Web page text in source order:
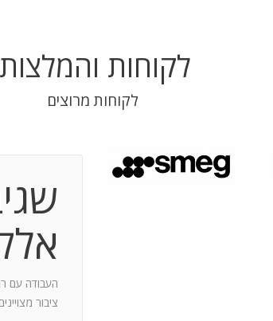
לקוחות והמלצות
לקוחות מרוצים
העבודה עם
ציבור
עבודה משותפת בת 10 שנים.
מספר תחנות: פארק מיני ישראל בלטרון,
, מדרבן ומייצר תקשורת יש
בך את היכולת להניע את כלל הצוות